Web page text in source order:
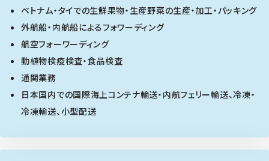
ベトナム・タイでの生鮮果物・生産野菜の生産・加工・パッキング
外航船・内航船によるフォワーディング
航空フォーワーディング
動植物検疫検査・食品検査
通関業務
日本国内での国際海上コンテナ輸送・内航フェリー輸送、冷凍・
冷凍輸送、小型配送